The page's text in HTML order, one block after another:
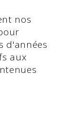
nos
d'années
aux